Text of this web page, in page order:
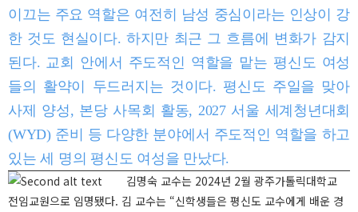
이끄는 주요 역할은 여전히 남성 중심이라는 인상이 강
한 것도 현실이다. 하지만 최근 그 흐름에 변화가 감지
된다. 교회 안에서 주도적인 역할을 맡는 평신도 여성
들의 활약이 두드러지는 것이다. 평신도 주일을 맞아
사제 양성, 본당 사목회 활동, 2027 서울 세계청년대회
(WYD) 준비 등 다양한 분야에서 주도적인 역할을 하고
있는 세 명의 평신도 여성을 만났다.
김명숙 교수는 2024년 2월 광주가톨릭대학교
전임교원으로 임명됐다. 김 교수는 “신학생들은 평신도 교수에게 배운 경